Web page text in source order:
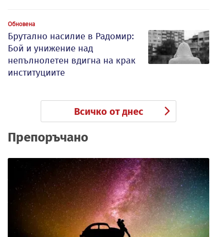
Обновена
Брутално насилие в Радомир:
Бой и унижение над
непълнолетен вдигна на крак
институциите
Всичко от днес
Препоръчано